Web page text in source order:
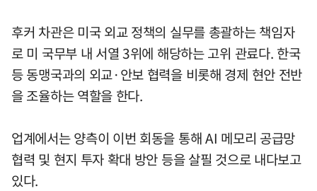
후커 차관은 미국 외교 정책의 실무를 총괄하는 책임자
로 미 국무부 내 서열 3위에 해당하는 고위 관료다. 한국
등 동맹국과의 외교·안보 협력을 비롯해 경제 현안 전반
을 조율하는 역할을 한다.
업계에서는 양측이 이번 회동을 통해 AI 메모리 공급망
협력 및 현지 투자 확대 방안 등을 살필 것으로 내다보고
있다.